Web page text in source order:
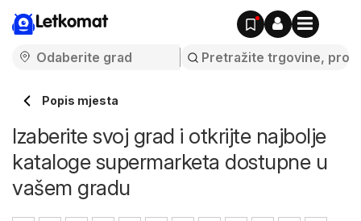
Letkomat
Popis mjesta
Izaberite svoj grad i otkrijte najbolje
kataloge supermarketa dostupne u
vašem gradu